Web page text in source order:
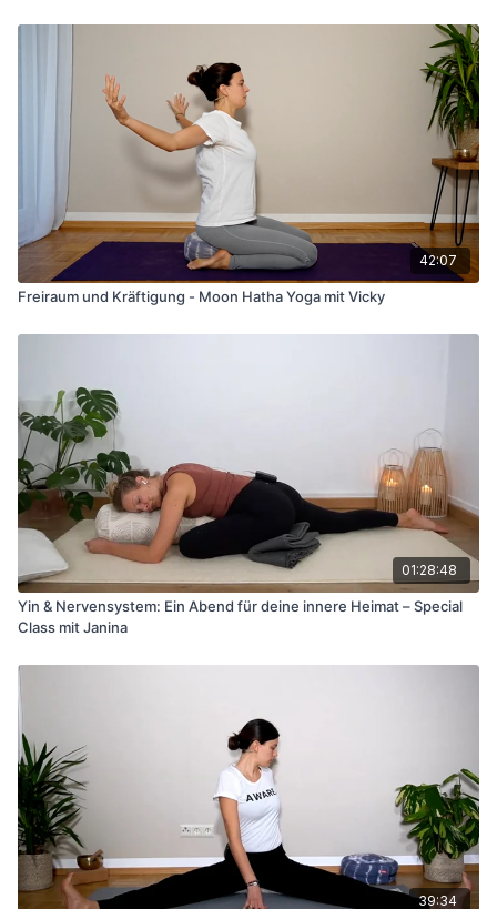
42:07
Freiraum und Kräftigung - Moon Hatha Yoga mit Vicky
01:28:48
Yin & Nervensystem: Ein Abend für deine innere Heimat – Special
Class mit Janina
39:34